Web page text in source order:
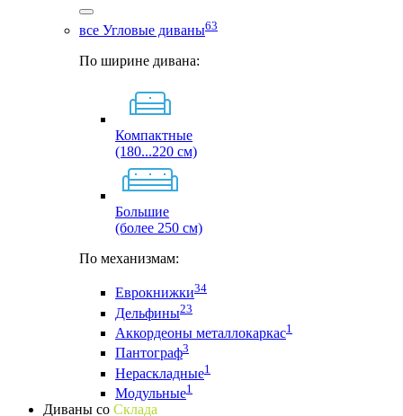
все Угловые диваны63
По ширине дивана:
Компактные
(180...220 см)
Большие
(более 250 см)
По механизмам:
Еврокнижки34
Дельфины23
Аккордеоны металлокаркас1
Пантограф3
Нераскладные1
Модульные1
Диваны со Склада